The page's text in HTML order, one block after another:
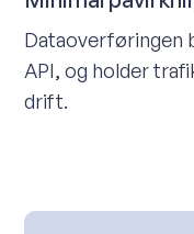
Dataoverføringen
API, og holder
drift.